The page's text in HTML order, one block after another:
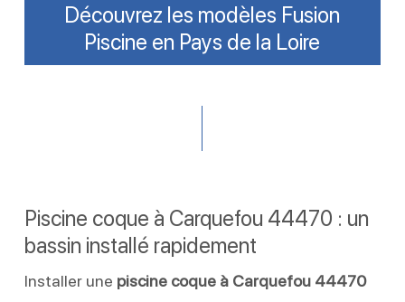
Découvrez les modèles Fusion
Piscine en Pays de la Loire
Piscine coque à Carquefou 44470 : un
bassin installé rapidement
Installer une piscine coque à Carquefou 44470